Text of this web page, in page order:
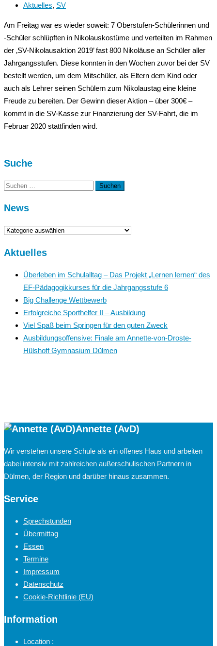
Aktuelles, SV
Am Freitag war es wieder soweit: 7 Oberstufen-Schülerinnen und
-Schüler schlüpften in Nikolauskostüme und verteilten im Rahmen
der ‚SV-Nikolausaktion 2019’ fast 800 Nikoläuse an Schüler aller
Jahrgangsstufen. Diese konnten in den Wochen zuvor bei der SV
bestellt werden, um dem Mitschüler, als Eltern dem Kind oder
auch als Lehrer seinen Schülern zum Nikolaustag eine kleine
Freude zu bereiten. Der Gewinn dieser Aktion – über 300€ –
kommt in die SV-Kasse zur Finanzierung der SV-Fahrt, die im
Februar 2020 stattfinden wird.
Suche
Suchen
News
News
Aktuelles
Überleben im Schulalltag – Das Projekt „Lernen lernen“ des
EF-Pädagogikkurses für die Jahrgangsstufe 6
Big Challenge Wettbewerb
Erfolgreiche Sporthelfer II – Ausbildung
Viel Spaß beim Springen für den guten Zweck
Ausbildungsoffensive: Finale am Annette-von-Droste-
Hülshoff Gymnasium Dülmen
Annette (AvD)
Wir verstehen unsere Schule als ein offenes Haus und arbeiten
dabei intensiv mit zahlreichen außerschulischen Partnern in
Dülmen, der Region und darüber hinaus zusammen.
Service
Sprechstunden
Übermittag
Essen
Termine
Impressum
Datenschutz
Cookie-Richtlinie (EU)
Information
Location :